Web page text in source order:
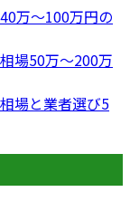
万〜100万円の
場50万〜200万
場と業者選び5